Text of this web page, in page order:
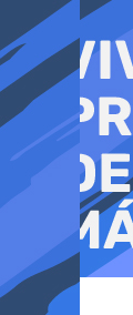
al
contenido